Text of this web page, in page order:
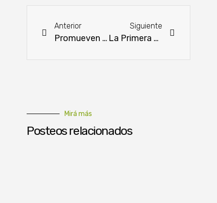
Anterior
Promueven alianza público-privada para el desarrollo rural
Siguiente
La Primera Feria Agropecuaria San Pedro prepara capacitaciones e historias de éxito
Mirá más
Posteos relacionados